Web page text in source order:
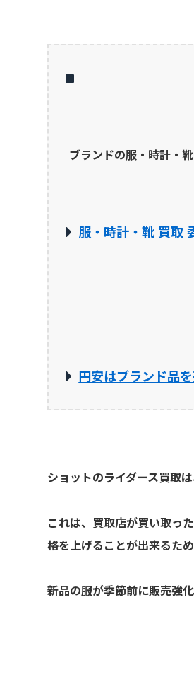
ブランドの服・時計・
服・時計・靴 買取
円安はブランド品
ショットのライダース買取は
これは、買取店が買い取っ
格を上げることが出来るため
新品の服が季節前に販売強